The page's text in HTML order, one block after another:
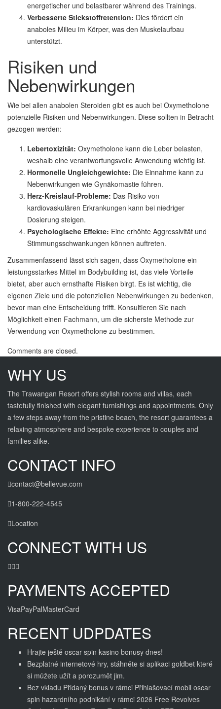
energetischer und belastbarer während des Trainings.
Verbesserte Stickstoffretention: Dies fördert ein
anaboles Milieu im Körper, was den Muskelaufbau
unterstützt.
Risiken und
Nebenwirkungen
Wie bei allen anabolen Steroiden gibt es auch bei Oxymetholone
potenzielle Risiken und Nebenwirkungen. Diese sollten in Betracht
gezogen werden:
Lebertoxizität: Oxymetholone kann die Leber belasten,
weshalb eine verantwortungsvolle Anwendung wichtig ist.
Hormonelle Ungleichgewichte: Die Einnahme kann zu
Nebenwirkungen wie Gynäkomastie führen.
Herz-Kreislauf-Probleme: Das Risiko von
kardiovaskulären Erkrankungen kann bei niedriger
Dosierung steigen.
Psychologische Effekte: Eine erhöhte Aggressivität und
Stimmungsschwankungen können auftreten.
Zusammenfassend lässt sich sagen, dass Oxymetholone ein
leistungsstarkes Mittel im Bodybuilding ist, das viele Vorteile
bietet, aber auch ernsthafte Risiken birgt. Es ist wichtig, die
eigenen Ziele und die potenziellen Nebenwirkungen zu bedenken,
bevor man eine Entscheidung trifft. Konsultieren Sie nach
Möglichkeit einen Fachmann, um die sicherste Methode zur
Verwendung von Oxymetholone zu bestimmen.
Comments are closed.
WHY US
The Trawangan Resort offers stylish rooms and villas, each
tastefully finished with elegant furnishings and appointments. Only
a few steps away from the pristine beach, the resort guarantees a
relaxing atmosphere and bespoke experience to couples and
families alike.
CONTACT INFO
contact@bellevue.com
1-800-222-4545
Location
CONNECT WITH US
PAYMENTS ACCEPTED
VisaPayPalMasterCard
RECENT UDPDATES
Hrajte ještě oscar spin kasino bonusy dnes!
Bezplatné internetové hry, stáhněte si aplikaci goldbet které
si můžete užít a porozumět jim.
Bez vkladu Přidaný bonus v rámci Přihlašovací mobil oscar
spin hazardního podnikání v rámci 2026 Free Revolves